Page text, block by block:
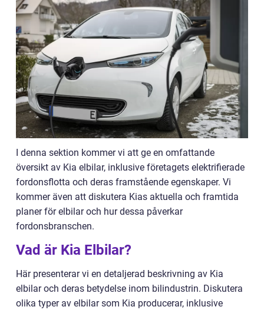
I denna sektion kommer vi att ge en omfattande
översikt av Kia elbilar, inklusive företagets elektrifierade
fordonsflotta och deras framstående egenskaper. Vi
kommer även att diskutera Kias aktuella och framtida
planer för elbilar och hur dessa påverkar
fordonsbranschen.
Vad är Kia Elbilar?
Här presenterar vi en detaljerad beskrivning av Kia
elbilar och deras betydelse inom bilindustrin. Diskutera
olika typer av elbilar som Kia producerar, inklusive